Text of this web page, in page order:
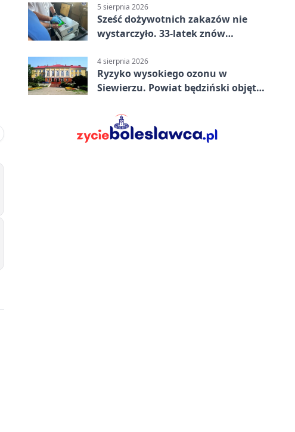
5 sierpnia 2026
Sześć dożywotnich zakazów nie
wystarczyło. 33-latek znów
4 sierpnia 2026
Ryzyko wysokiego ozonu w
Siewierzu. Powiat będziński objęty